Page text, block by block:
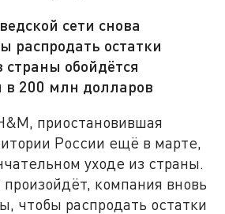
сети снова
распродать остатки
страны обойдётся
в 200 млн долларов
приостановившая
России ещё в марте,
уходе из страны.
компания вновь
чтобы распродать остатки